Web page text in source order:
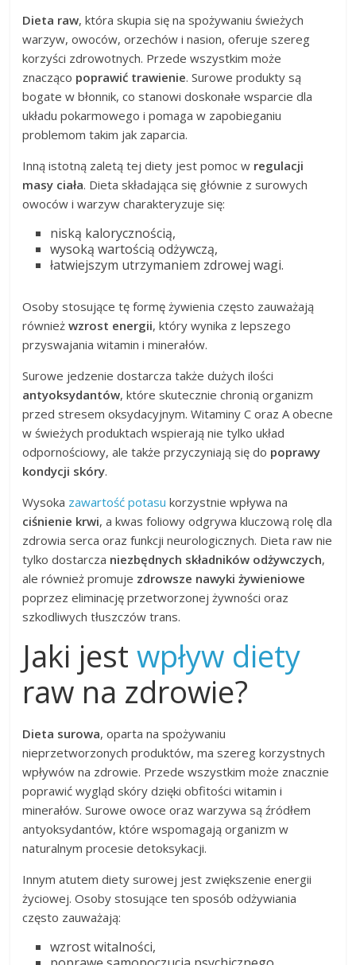
Dieta raw, która skupia się na spożywaniu świeżych
warzyw, owoców, orzechów i nasion, oferuje szereg
korzyści zdrowotnych. Przede wszystkim może
znacząco poprawić trawienie. Surowe produkty są
bogate w błonnik, co stanowi doskonałe wsparcie dla
układu pokarmowego i pomaga w zapobieganiu
problemom takim jak zaparcia.
Inną istotną zaletą tej diety jest pomoc w regulacji
masy ciała. Dieta składająca się głównie z surowych
owoców i warzyw charakteryzuje się:
niską kalorycznością,
wysoką wartością odżywczą,
łatwiejszym utrzymaniem zdrowej wagi.
Osoby stosujące tę formę żywienia często zauważają
równieżwzrost energii, który wynika z lepszego
przyswajania witamin i minerałów.
Surowe jedzenie dostarcza także dużych ilości
antyoksydantów, które skutecznie chronią organizm
przed stresem oksydacyjnym. Witaminy C oraz A obecne
w świeżych produktach wspierają nie tylko układ
odpornościowy, ale także przyczyniają się do poprawy
kondycji skóry.
Wysoka zawartość potasu korzystnie wpływa na
ciśnienie krwi, a kwas foliowy odgrywa kluczową rolę dla
zdrowia serca oraz funkcji neurologicznych. Dieta raw nie
tylko dostarcza niezbędnych składników odżywczych,
ale również promuje zdrowsze nawyki żywieniowe
poprzez eliminację przetworzonej żywności oraz
szkodliwych tłuszczów trans.
Jaki jestwpływ diety
raw na zdrowie?
Dieta surowa, oparta na spożywaniu
nieprzetworzonych produktów, ma szereg korzystnych
wpływów na zdrowie. Przede wszystkim może znacznie
poprawić wygląd skóry dzięki obfitości witamin i
minerałów. Surowe owoce oraz warzywa są źródłem
antyoksydantów, które wspomagają organizm w
naturalnym procesie detoksykacji.
Innym atutem diety surowej jest zwiększenie energii
życiowej. Osoby stosujące ten sposób odżywiania
często zauważają:
wzrost witalności,